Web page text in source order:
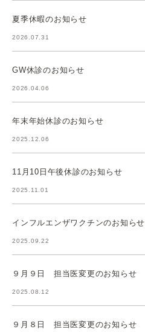
夏季休暇のお知らせ
2026.07.31
GW休診のお知らせ
2026.04.06
年末年始休診のお知らせ
2025.12.06
11月10日午後休診のお知らせ
2025.11.01
インフルエンザワクチンのお知らせ
2025.09.22
９月９日 担当医変更のお知らせ
2025.08.12
９月８日 担当医変更のお知らせ